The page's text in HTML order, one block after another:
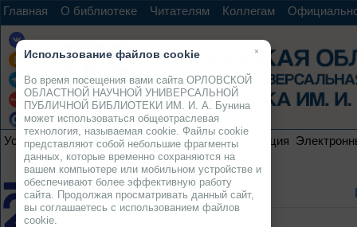
Главная О библиотеке Читателям Коллегам
Услуги Ресурсы Проекты Электронная коллекция
×
Использование файлов cookie
Во время посещения вами сайта ОРЛОВСКОЙ
ОБЛАСТНОЙ НАУЧНОЙ УНИВЕРСАЛЬНОЙ
ПУБЛИЧНОЙ БИБЛИОТЕКИ ИМ. И. А. Бунина
может использоваться общеотраслевая
технология, называемая cookie. Файлы cookie
представляют собой небольшие фрагменты
данных, которые временно сохраняются на
вашем компьютере или мобильном устройстве и
обеспечивают более эффективную работу
сайта. Продолжая просматривать данный сайт,
вы соглашаетесь с использованием файлов
cookie.